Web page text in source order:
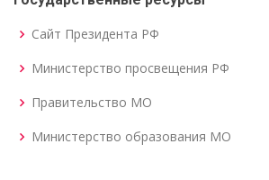
Сайт Президента РФ
Министерство просвещения РФ
Правительство МО
Министерство образования МО